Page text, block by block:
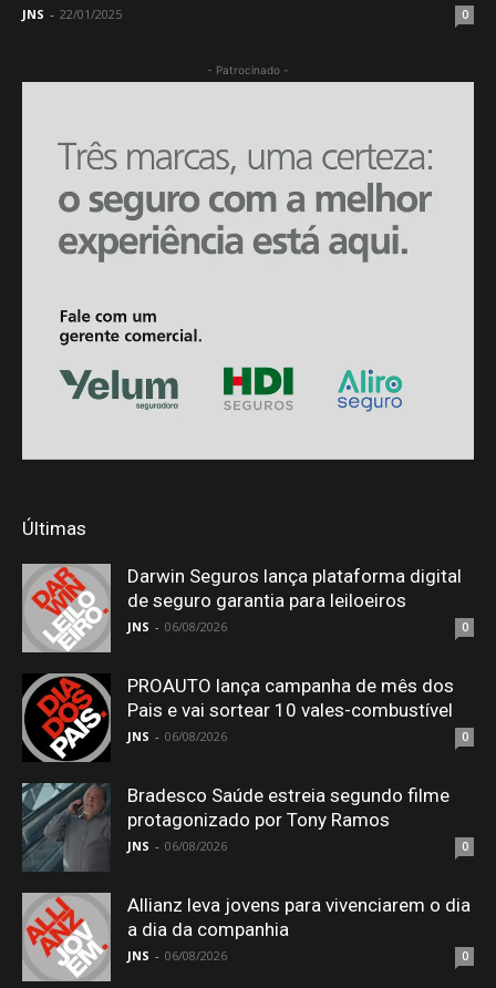
JNS - 22/01/2025 0
- Patrocinado -
Últimas
Darwin Seguros lança plataforma digital
de seguro garantia para leiloeiros
JNS - 06/08/2026 0
PROAUTO lança campanha de mês dos
Pais e vai sortear 10 vales-combustível
JNS - 06/08/2026 0
Bradesco Saúde estreia segundo filme
protagonizado por Tony Ramos
JNS - 06/08/2026 0
Allianz leva jovens para vivenciarem o dia
a dia da companhia
JNS - 06/08/2026 0